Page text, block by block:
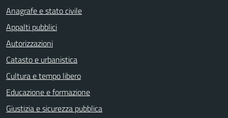
Anagrafe e stato civile
Appalti pubblici
Autorizzazioni
Catasto e urbanistica
Cultura e tempo libero
Educazione e formazione
Giustizia e sicurezza pubblica